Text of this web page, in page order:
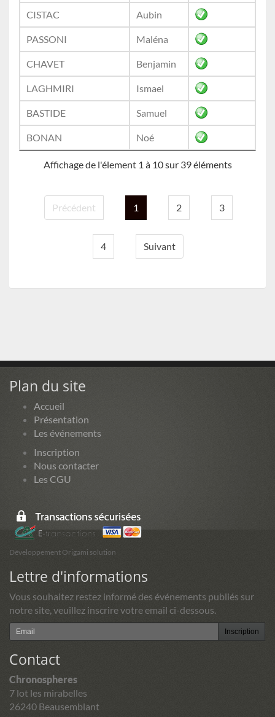
CISTAC Aubin
PASSONI Maléna
CHAVET Benjamin
LAGHMIRI Ismael
BASTIDE Samuel
BONAN Noé
Affichage de l'élement 1 à 10 sur 39 éléments
Précédent 1 2 3
4 Suivant
Plan du site
Accueil
Présentation
Les événements
Inscription
Nous contacter
Les CGU
Développement Origami solution
Lettre d'informations
Vous souhaitez restez informé des événements publiés sur
notre site, veuillez inscrire votre email ci-dessous.
Inscription
Contact
Chronospheres
7 lot les mirabelles
26240 Beausemblant